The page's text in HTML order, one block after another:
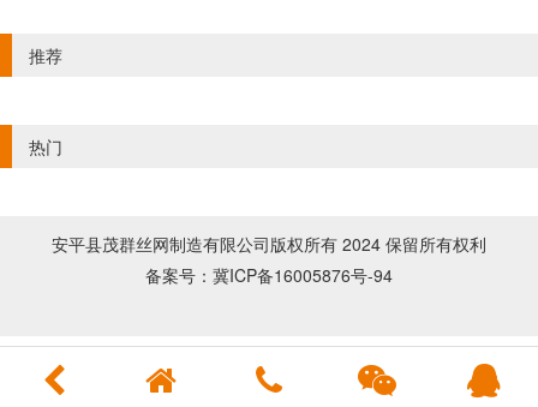
推荐
热门
安平县茂群丝网制造有限公司版权所有 2024 保留所有权利
备案号： 冀ICP备16005876号-94